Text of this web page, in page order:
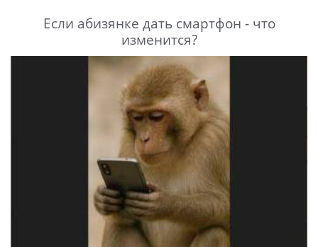
Если абизянке дать смартфон - что
изменится?